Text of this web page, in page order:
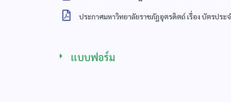
ประกาศมหาวิทยาลัยราชภัฏอุตรดิตถ์ เรื่อง บัตรปร
แบบฟอร์ม